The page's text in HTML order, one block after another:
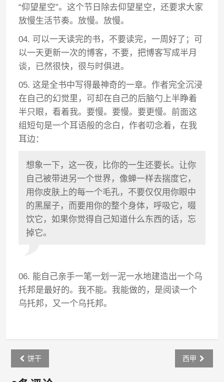
“仰望星空”。这个节日除去仰望星空，还要求大家
放慢生活节奏。放慢。放慢。
04. 可以一天读完的书，不要读完，一周好了；可
以一天更新一次的博客，不要，把博客写成半月
谈，已然很快，很与时俱进。
05. 这是全书中写得最神奇的一章。作者完全沉浸
在自己的幻觉里，可却在自己的后脑勺上半睁着
半只眼，看着我。要慢。要慢。要更慢。前面这
组短句是一个耳语般的念白，作者叨念着，在我
耳边：
想象一下，这一夜，比你的一生还要长。让你
自己被带进另一个世界，像蝉一样去揣度它，
用你皮肤上的每一个毛孔，不要仅仅用你眼中
的黑屋子，而要用你的整个身体，呼吸它，啜
饮它，如果你觉得自己知道什么东西的话，忘
掉它。
06. 能自己亲手一笔一划一泥一水地建造出一个乌
托邦是最好的。我不能。我能做的，是阅读一个
乌托邦，又一个乌托邦。
Post
navigation
饼干 西甲